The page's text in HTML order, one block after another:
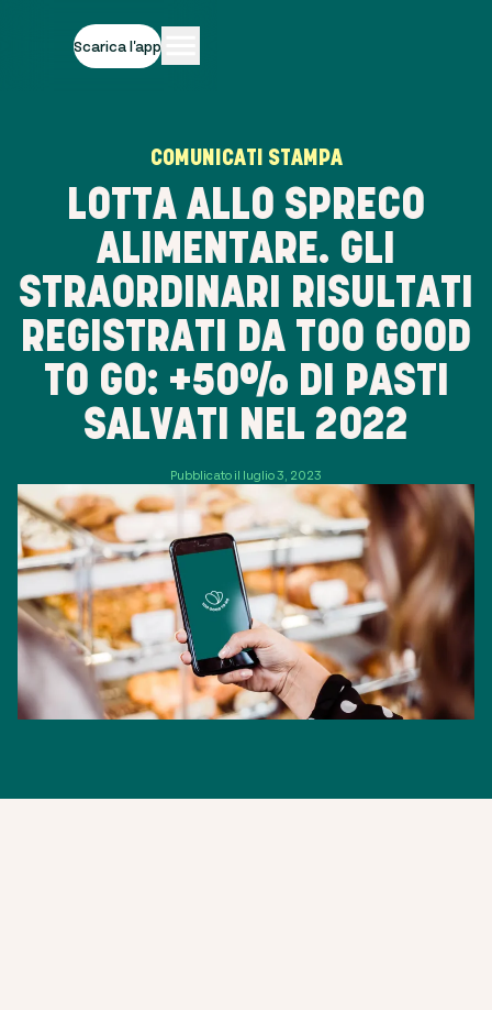
Scarica l'app
COMUNICATI STAMPA
LOTTA ALLO SPRECO
ALIMENTARE. GLI
STRAORDINARI RISULTATI
REGISTRATI DA TOO GOOD
TO GO: +50% DI PASTI
SALVATI NEL 2022
Pubblicato il luglio 3, 2023